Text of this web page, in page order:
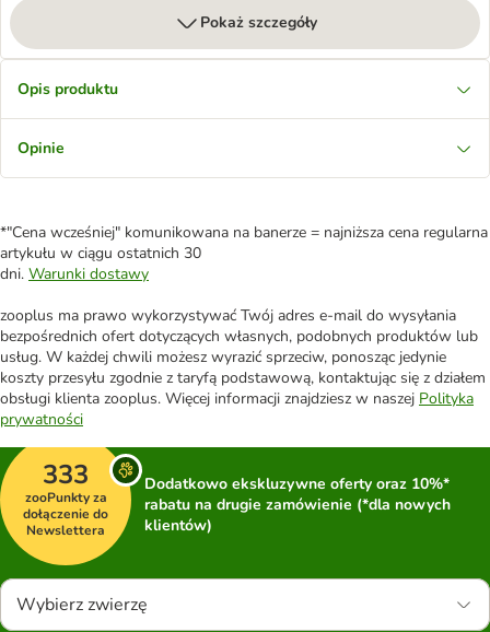
Pokaż szczegóły
Opis produktu
Opinie
*"Cena wcześniej" komunikowana na banerze = najniższa cena regularna
artykułu w ciągu ostatnich 30
dni. Warunki dostawy
zooplus ma prawo wykorzystywać Twój adres e-mail do wysyłania
bezpośrednich ofert dotyczących własnych, podobnych produktów lub
usług. W każdej chwili możesz wyrazić sprzeciw, ponosząc jedynie
koszty przesyłu zgodnie z taryfą podstawową, kontaktując się z działem
obsługi klienta zooplus. Więcej informacji znajdziesz w naszej Polityka
prywatności
333
zooPunkty za
dołączenie do
Newslettera
Dodatkowo ekskluzywne oferty oraz 10%*
rabatu na drugie zamówienie (*dla nowych
klientów)
Wybierz zwierzę